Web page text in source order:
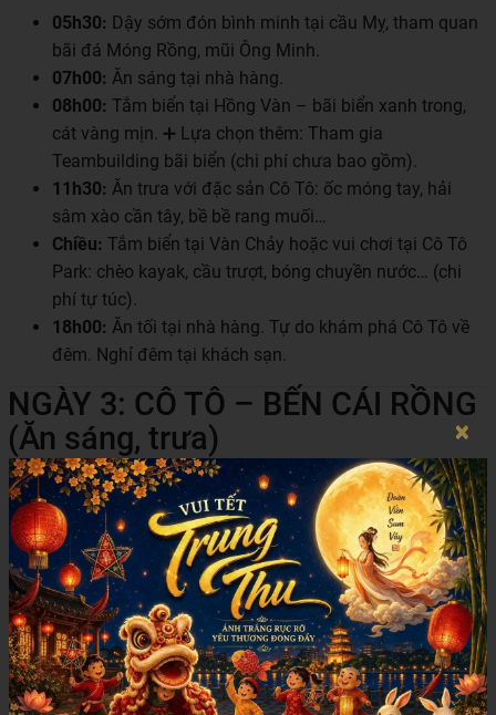
05h30: Dậy sớm đón bình minh tại cầu Mỵ, tham quan
bãi đá Móng Rồng, mũi Ông Minh.
07h00: Ăn sáng tại nhà hàng.
08h00: Tắm biển tại Hồng Vàn – bãi biển xanh trong,
cát vàng mịn. ➕ Lựa chọn thêm: Tham gia
Teambuilding bãi biển (chi phí chưa bao gồm).
11h30: Ăn trưa với đặc sản Cô Tô: ốc móng tay, hải
sâm xào cần tây, bề bề rang muối…
Chiều: Tắm biển tại Vàn Chảy hoặc vui chơi tại Cô Tô
Park: chèo kayak, cầu trượt, bóng chuyền nước… (chi
phí tự túc).
18h00: Ăn tối tại nhà hàng. Tự do khám phá Cô Tô về
đêm. Nghỉ đêm tại khách sạn.
NGÀY 3: CÔ TÔ – BẾN CÁI RỒNG
(Ăn sáng, trưa)
Sáng:Ăn sáng. Tự do dạo chơi thị trấn, mua hải sản về
làm quà. ➕ Lựa chọn thêm:
Tham quan đảo Cô Tô Con – bãi biển đẹp nhất
Đông Nam Á
Thăm ngọn hải đăng – ngắm toàn cảnh đảo từ
trên cao (chi phí tự túc)
11h00:Ăn trưa, trả phòng. Lên tàu về lại Vân Đồn.
19h30:Về đến điểm khởi hành. HDV chia tay, hẹn gặp
lại!
×